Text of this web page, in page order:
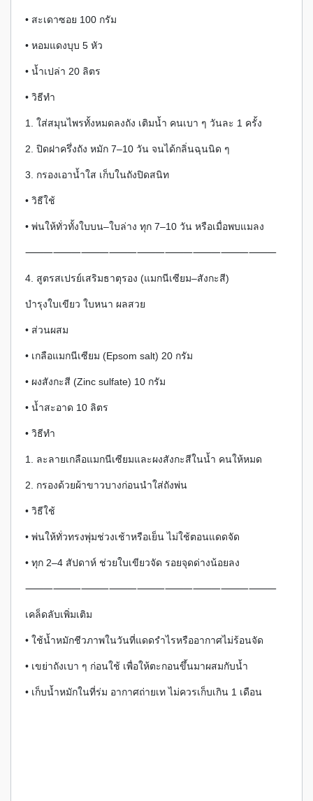
• สะเดาซอย 100 กรัม
• หอมแดงบุบ 5 หัว
• น้ำเปล่า 20 ลิตร
• วิธีทำ
1. ใส่สมุนไพรทั้งหมดลงถัง เติมน้ำ คนเบา ๆ วันละ 1 ครั้ง
2. ปิดฝาครึ่งถัง หมัก 7–10 วัน จนได้กลิ่นฉุนนิด ๆ
3. กรองเอาน้ำใส เก็บในถังปิดสนิท
• วิธีใช้
• พ่นให้ทั่วทั้งใบบน–ใบล่าง ทุก 7–10 วัน หรือเมื่อพบแมลง
⸻⸻⸻⸻⸻⸻⸻⸻⸻
4. สูตรสเปรย์เสริมธาตุรอง (แมกนีเซียม–สังกะสี)
บำรุงใบเขียว ใบหนา ผลสวย
• ส่วนผสม
• เกลือแมกนีเซียม (Epsom salt) 20 กรัม
• ผงสังกะสี (Zinc sulfate) 10 กรัม
• น้ำสะอาด 10 ลิตร
• วิธีทำ
1. ละลายเกลือแมกนีเซียมและผงสังกะสีในน้ำ คนให้หมด
2. กรองด้วยผ้าขาวบางก่อนนำใส่ถังพ่น
• วิธีใช้
• พ่นให้ทั่วทรงพุ่มช่วงเช้าหรือเย็น ไม่ใช้ตอนแดดจัด
• ทุก 2–4 สัปดาห์ ช่วยใบเขียวจัด รอยจุดด่างน้อยลง
⸻⸻⸻⸻⸻⸻⸻⸻⸻
เคล็ดลับเพิ่มเติม
• ใช้น้ำหมักชีวภาพในวันที่แดดรำไรหรืออากาศไม่ร้อนจัด
• เขย่าถังเบา ๆ ก่อนใช้ เพื่อให้ตะกอนขึ้นมาผสมกับน้ำ
• เก็บน้ำหมักในที่ร่ม อากาศถ่ายเท ไม่ควรเก็บเกิน 1 เดือน